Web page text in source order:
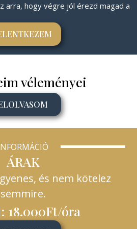
arra, hogy végre jól érezd magad a
véleményei
ÁRAK
és nem kötelez
semmire.
18.000Ft/óra